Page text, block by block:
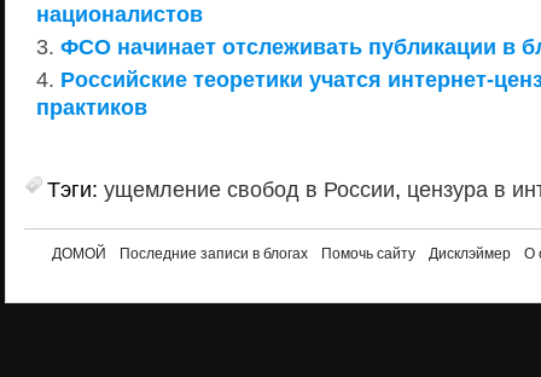
националистов
ФСО начинает отслеживать публикации в
Российские теоретики учатся интернет-
практиков
Тэги: ущемление свобод в России, цензура в
ДОМОЙ Последние записи в блогах Помочь сайту Дисклэймер О